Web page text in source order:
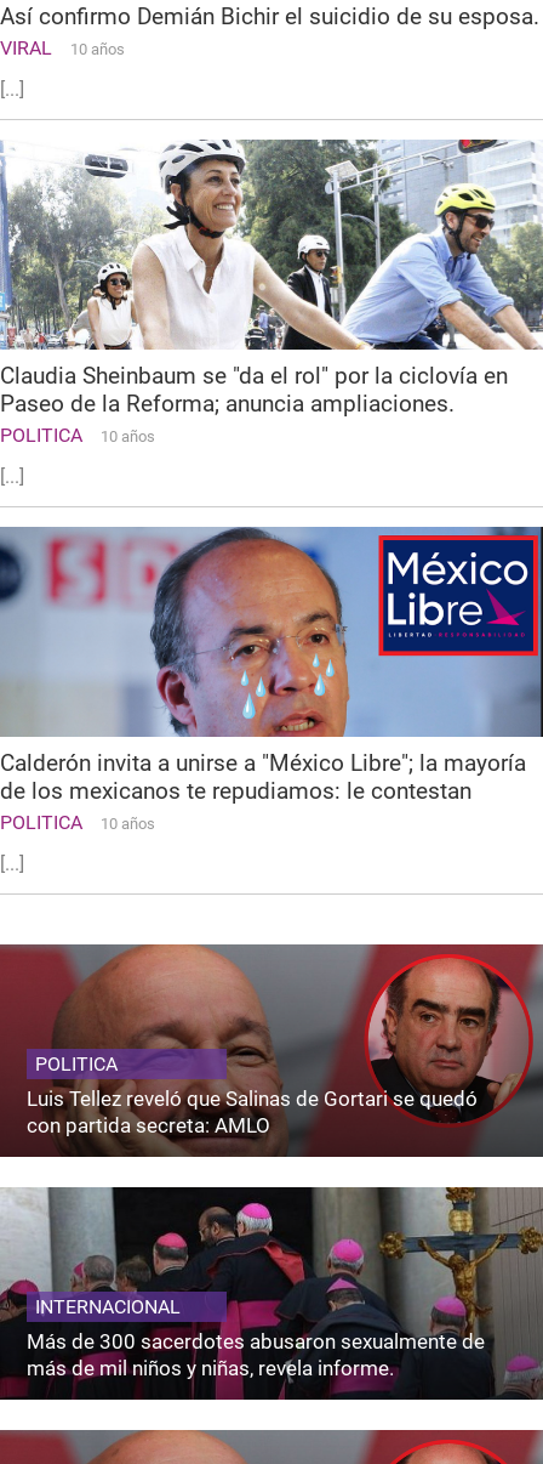
Así confirmo Demián Bichir el suicidio de su esposa.
VIRAL 10 años
[...]
Claudia Sheinbaum se "da el rol" por la ciclovía en
Paseo de la Reforma; anuncia ampliaciones.
POLITICA 10 años
[...]
Calderón invita a unirse a "México Libre"; la mayoría
de los mexicanos te repudiamos: le contestan
POLITICA 10 años
[...]
POLITICA
Luis Tellez reveló que Salinas de Gortari se quedó
con partida secreta: AMLO
INTERNACIONAL
Más de 300 sacerdotes abusaron sexualmente de
más de mil niños y niñas, revela informe.